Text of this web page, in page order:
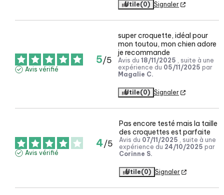
Utile(0) Signaler
5/5
Avis vérifié
super croquette, idéal pour
mon toutou, mon chien adore
je recommande
Avis du 18/11/2025 , suite à une
expérience du 05/11/2025 par
Magalie C.
Utile(0) Signaler
4/5
Avis vérifié
Pas encore testé mais la taille
des croquettes est parfaite
Avis du 07/11/2025 , suite à une
expérience du 24/10/2025 par
Corinne S.
Utile(0) Signaler